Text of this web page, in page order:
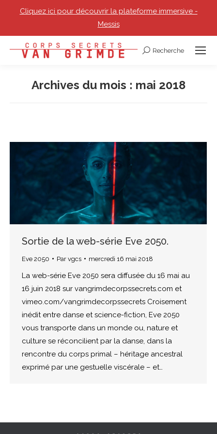
Cliquez ici pour découvrir la plateforme immersive -
Messis
Recherche
Recherche
Archives du mois : mai 2018
Sortie de la web-série Eve 2050.
Eve 2050 Par vgcs mercredi 16 mai 2018
La web-série Eve 2050 sera diffusée du 16 mai au
16 juin 2018 sur vangrimdecorpssecrets.com et
vimeo.com/vangrimdecorpssecrets Croisement
inédit entre danse et science-fiction, Eve 2050
vous transporte dans un monde ou, nature et
culture se réconcilient par la danse, dans la
rencontre du corps primal – héritage ancestral
exprimé par une gestuelle viscérale – et…